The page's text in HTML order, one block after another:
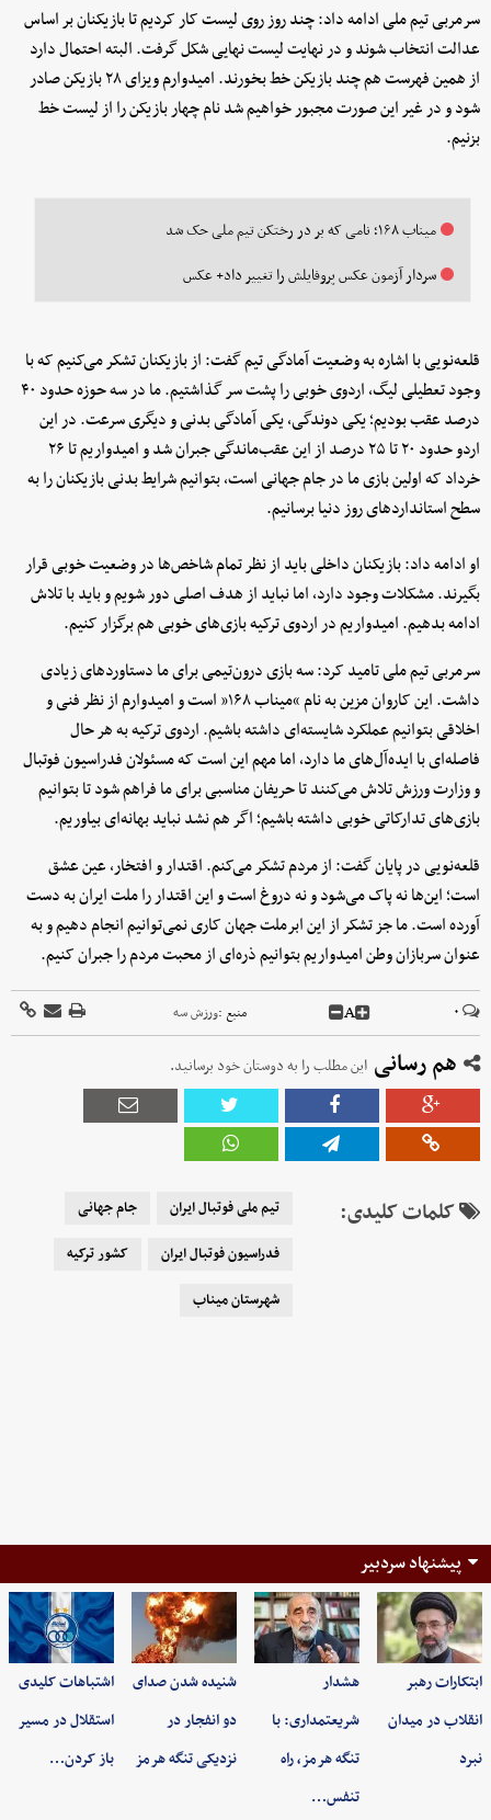
سرمربی تیم ملی ادامه داد: چند روز روی لیست کار کردیم تا بازیکنان بر اساس
عدالت انتخاب شوند و در نهایت لیست نهایی شکل گرفت. البته احتمال دارد
از همین فهرست هم چند بازیکن خط بخورند. امیدوارم ویزای ۲۸ بازیکن صادر
شود و در غیر این صورت مجبور خواهیم شد نام چهار بازیکن را از لیست خط
بزنیم.
میناب ۱۶۸؛ نامی که بر در رختکن تیم ملی حک شد
سردار آزمون عکس پروفایلش را تغییر داد+ عکس
قلعه‌نویی با اشاره به وضعیت آمادگی تیم گفت: از بازیکنان تشکر می‌کنیم که با
وجود تعطیلی لیگ، اردوی خوبی را پشت سر گذاشتیم. ما در سه حوزه حدود ۴۰
درصد عقب بودیم؛ یکی دوندگی، یکی آمادگی بدنی و دیگری سرعت. در این
اردو حدود ۲۰ تا ۲۵ درصد از این عقب‌ماندگی جبران شد و امیدواریم تا ۲۶
خرداد که اولین بازی ما در جام جهانی است، بتوانیم شرایط بدنی بازیکنان را به
سطح استانداردهای روز دنیا برسانیم.
او ادامه داد: بازیکنان داخلی باید از نظر تمام شاخص‌ها در وضعیت خوبی قرار
بگیرند. مشکلات وجود دارد، اما نباید از هدف اصلی دور شویم و باید با تلاش
ادامه بدهیم. امیدواریم در اردوی ترکیه بازی‌های خوبی هم برگزار کنیم.
سرمربی تیم ملی تامید کرد: سه بازی درون‌تیمی برای ما دستاوردهای زیادی
داشت. این کاروان مزین به نام “میناب ۱۶۸” است و امیدوارم از نظر فنی و
اخلاقی بتوانیم عملکرد شایسته‌ای داشته باشیم. اردوی ترکیه به هر حال
فاصله‌ای با ایده‌آل‌های ما دارد، اما مهم این است که مسئولان فدراسیون فوتبال
و وزارت ورزش تلاش می‌کنند تا حریفان مناسبی برای ما فراهم شود تا بتوانیم
بازی‌های تدارکاتی خوبی داشته باشیم؛ اگر هم نشد نباید بهانه‌ای بیاوریم.
قلعه‌نویی در پایان گفت: از مردم تشکر می‌کنم. اقتدار و افتخار، عین عشق
است؛ این‌ها نه پاک می‌شود و نه دروغ است و این اقتدار را ملت ایران به دست
آورده است. ما جز تشکر از این ابرملت جهان کاری نمی‌توانیم انجام دهیم و به
عنوان سربازان وطن امیدواریم بتوانیم ذره‌ای از محبت مردم را جبران کنیم.
۰ A منبع :ورزش سه
هم رسانی این مطلب را به دوستان خود برسانید.
کلمات کلیدی: تیم ملی فوتبال ایران
جام جهانی
فدراسیون فوتبال ایران
کشور ترکیه
شهرستان میناب
پیشنهاد سردبیر
ابتکارات رهبر
انقلاب در میدان
نبرد
هشدار
شریعتمداری: با
تنگه هرمز، راه
تنفس…
شنیده شدن صدای
دو انفجار در
نزدیکی تنگه هرمز
اشتباهات کلیدی
استقلال در مسیر
باز کردن…